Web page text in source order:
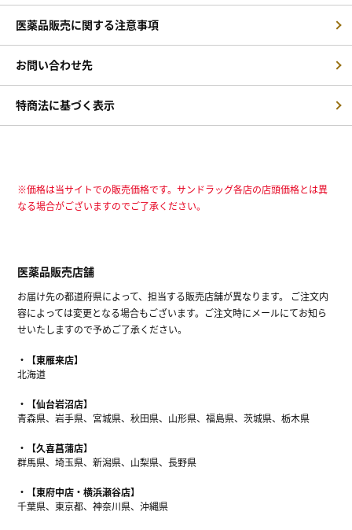
医薬品販売に関する注意事項
お問い合わせ先
特商法に基づく表示
※価格は当サイトでの販売価格です。サンドラッグ各店の店頭価格とは異
なる場合がございますのでご了承ください。
医薬品販売店舗
お届け先の都道府県によって、担当する販売店舗が異なります。 ご注文内
容によっては変更となる場合もございます。ご注文時にメールにてお知ら
せいたしますので予めご了承ください。
【東雁来店】
北海道
【仙台岩沼店】
青森県、岩手県、宮城県、秋田県、山形県、福島県、茨城県、栃木県
【久喜菖蒲店】
群馬県、埼玉県、新潟県、山梨県、長野県
【東府中店・横浜瀬谷店】
千葉県、東京都、神奈川県、沖縄県